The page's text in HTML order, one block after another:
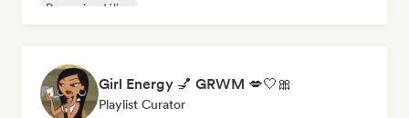
Pop psicodélico
Girl Energy 💅 GRWM 💋🤍🎀
Playlist Curator